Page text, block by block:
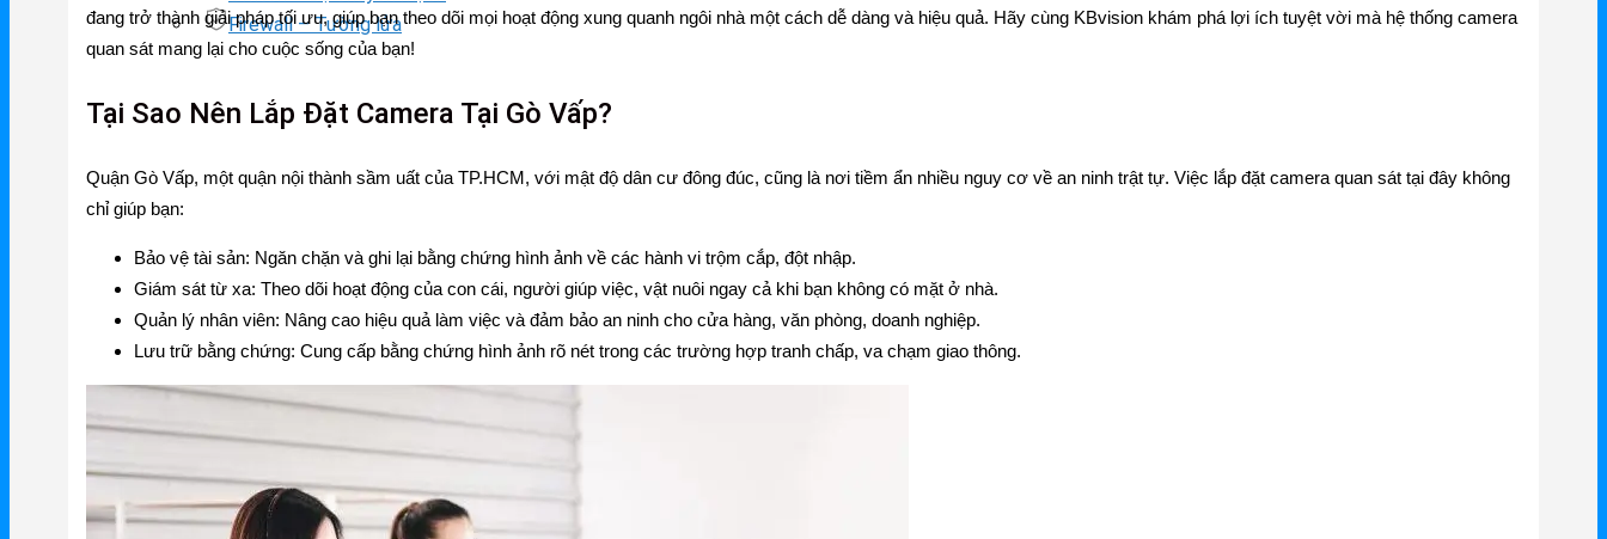
NetMax Router
Phụ Kiện NetMax
Huawei
Huawei Router WiFi
Huawei eKitEngine
WAC
Firewall – Tường lửa
đang trở thành giải pháp tối ưu, giúp bạn theo dõi mọi hoạt động xung quanh ngôi nhà một cách dễ dàng và hiệu quả. Hãy cùng KBvision khám phá lợi ích tuyệt vời mà hệ thống camera
quan sát mang lại cho cuộc sống của bạn!
Tại Sao Nên Lắp Đặt Camera Tại Gò Vấp?
Quận Gò Vấp, một quận nội thành sầm uất của TP.HCM, với mật độ dân cư đông đúc, cũng là nơi tiềm ẩn nhiều nguy cơ về an ninh trật tự. Việc lắp đặt camera quan sát tại đây không
chỉ giúp bạn:
Bảo vệ tài sản: Ngăn chặn và ghi lại bằng chứng hình ảnh về các hành vi trộm cắp, đột nhập.
Giám sát từ xa: Theo dõi hoạt động của con cái, người giúp việc, vật nuôi ngay cả khi bạn không có mặt ở nhà.
Quản lý nhân viên: Nâng cao hiệu quả làm việc và đảm bảo an ninh cho cửa hàng, văn phòng, doanh nghiệp.
Lưu trữ bằng chứng: Cung cấp bằng chứng hình ảnh rõ nét trong các trường hợp tranh chấp, va chạm giao thông.